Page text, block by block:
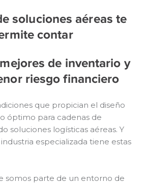
soluciones aéreas te
contar
de inventario y
riesgo financiero
que propician el diseño
óptimo para cadenas de
soluciones logísticas aéreas. Y
especializada tiene estas
somos parte de un entorno de